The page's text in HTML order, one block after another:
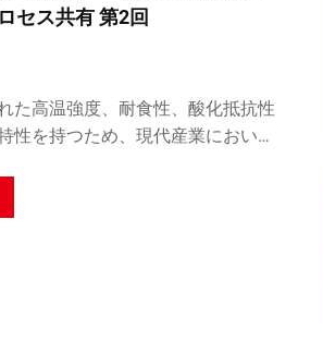
セス共有 第2回
た高温強度、耐食性、酸化抵抗性
性を持つため、現代産業において
船、自動車などがあります。